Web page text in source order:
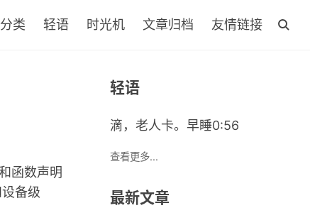
分类 轻语 时光机 文章归档 友情链接
函数声明
备级
轻语
滴，老人卡。早睡0:56
查看更多...
最新文章